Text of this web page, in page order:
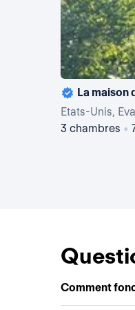
La maison
Etats-Unis,
3 chambres •
Comment